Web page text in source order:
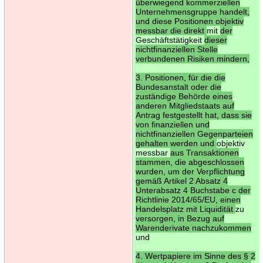
überwiegend kommerziellen
Unternehmensgruppe handelt,
und diese Positionen objektiv
messbar die direkt mit der
Geschäftstätigkeit dieser
nichtfinanziellen Stelle
verbundenen Risiken mindern,
3. Positionen, für die die
Bundesanstalt oder die
zuständige Behörde eines
anderen Mitgliedstaats auf
Antrag festgestellt hat, dass sie
von finanziellen und
nichtfinanziellen Gegenparteien
gehalten werden und objektiv
messbar aus Transaktionen
stammen, die abgeschlossen
wurden, um der Verpflichtung
gemäß Artikel 2 Absatz 4
Unterabsatz 4 Buchstabe c der
Richtlinie 2014/65/EU, einen
Handelsplatz mit Liquidität zu
versorgen, in Bezug auf
Warenderivate nachzukommen
und
4. Wertpapiere im Sinne des § 2